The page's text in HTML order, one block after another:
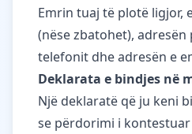
Emrin tuaj të plotë ligjor,
(nëse zbatohet),
telefonit dhe adresën e
Deklarata e bindjes në
Një deklaratë që ju keni
se përdorimi i